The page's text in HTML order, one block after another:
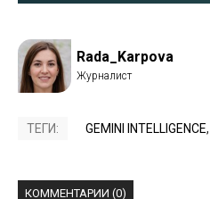
Rada_Karpova
ТЕГИ: GEMINI INTELLIGENCE,
КОММЕНТАРИИ (0)